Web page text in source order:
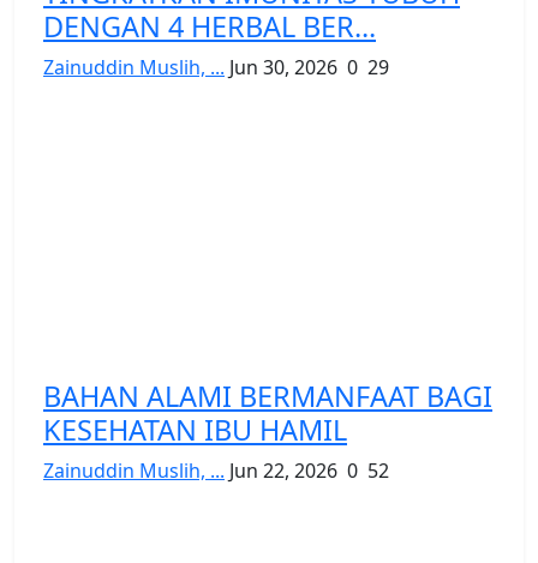
DENGAN 4 HERBAL BER...
Zainuddin Muslih, ... Jun 30, 2026 0 29
BAHAN ALAMI BERMANFAAT BAGI
KESEHATAN IBU HAMIL
Zainuddin Muslih, ... Jun 22, 2026 0 52